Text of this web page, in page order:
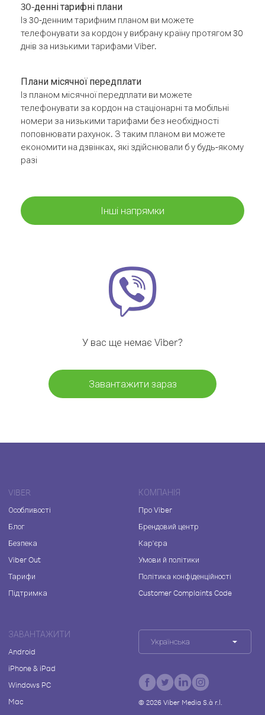
30-денні тарифні плани
Із 30-денним тарифним планом ви можете
телефонувати за кордон у вибрану країну протягом 30
днів за низькими тарифами Viber.
Плани місячної передплати
Із планом місячної передплати ви можете
телефонувати за кордон на стаціонарні та мобільні
номери за низькими тарифами без необхідності
поповнювати рахунок. З таким планом ви можете
економити на дзвінках, які здійснювали б у будь-якому
разі
Інші напрямки
У вас ще немає Viber?
Завантажити зараз
VIBER
Особливості
Блог
Безпека
Viber Out
Тарифи
Підтримка
КОМПАНІЯ
Про Viber
Брендовий центр
Кар'єра
Умови й політики
Політика конфіденційності
Customer Complaints Code
ЗАВАНТАЖИТИ
Android
iPhone & iPad
Windows PC
Mac
Українська
© 2026Viber Media S.à r.l.